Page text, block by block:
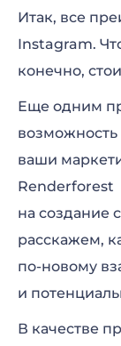
Итак, все
Instagram.
конечно,
Еще одним
возможность
ваши
Renderforest
на создание
расскажем,
по-новому
и
В качестве